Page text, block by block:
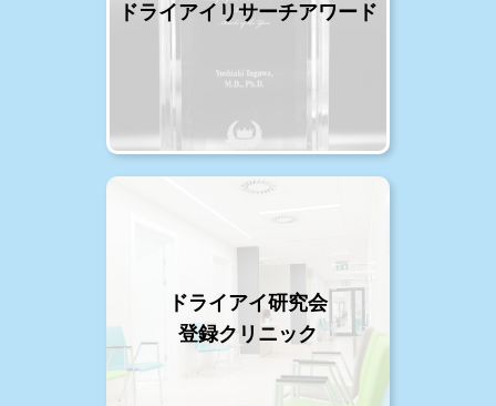
ドライアイリサーチアワード
ドライアイ研究会
登録クリニック